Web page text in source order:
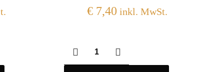
€ 7,40 inkl. MwSt.